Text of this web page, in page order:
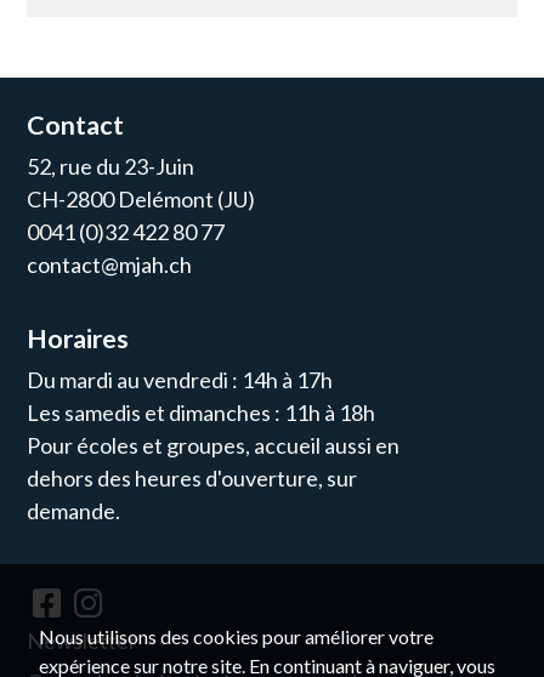
Contact
52, rue du 23-Juin
CH-2800 Delémont (JU)
0041 (0)32 422 80 77
contact@mjah.ch
Horaires
Du mardi au vendredi : 14h à 17h
Les samedis et dimanches : 11h à 18h
Pour écoles et groupes, accueil aussi en
dehors des heures d'ouverture, sur
demande.
Newsletter
Nous utilisons des cookies pour améliorer votre
expérience sur notre site. En continuant à naviguer, vous